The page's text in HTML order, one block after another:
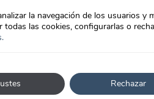
la navegación de los usuarios y
las cookies, configurarlas o
Rechazar